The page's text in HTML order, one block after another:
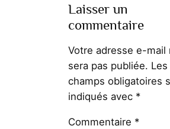
Laisser un
commentaire
Votre adresse e-mail
sera pas publiée. Les
champs obligatoires
indiqués avec *
Commentaire *